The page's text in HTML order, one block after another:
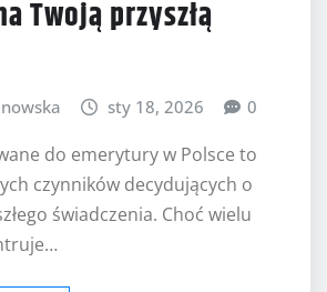
Twoją przyszłą
sty 18, 2026 0
do emerytury w Polsce to
czynników decydujących o
świadczenia. Choć wielu